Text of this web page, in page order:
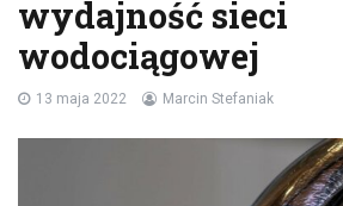
wydajność sieci
wodociągowej
13 maja 2022 Marcin Stefaniak